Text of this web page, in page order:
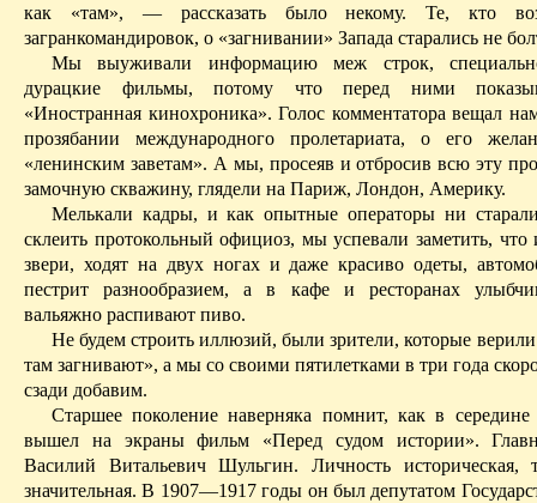
как «там», — рассказать было некому. Те, кто
загранкомандировок, о «загнивании» Запада старались не
Мы выуживали информацию меж строк,
дурацкие фильмы, потому что перед ними
«Иностранная кинохроника». Голос комментатора вещал
прозябании международного пролетариата, о его
«ленинским заветам». А мы, просеяв и отбросив всю эту
замочную скважину, глядели на Париж, Лондон, Америку.
Мелькали кадры, и как опытные операторы ни
склеить протокольный официоз, мы успевали заметить,
звери, ходят на двух ногах и даже красиво одеты,
пестрит разнообразием, а в кафе и ресторанах
вальяжно распивают пиво.
Не будем строить иллюзий, были зрители, которые
там загнивают», а мы со своими пятилетками в три года
сзади добавим.
Старшее поколение наверняка помнит, как в середине
вышел на экраны фильм «Перед судом истории».
Василий Виталь­евич Шульгин. Личность историческая,
значительная. В 1907—1917 годы он был депутатом